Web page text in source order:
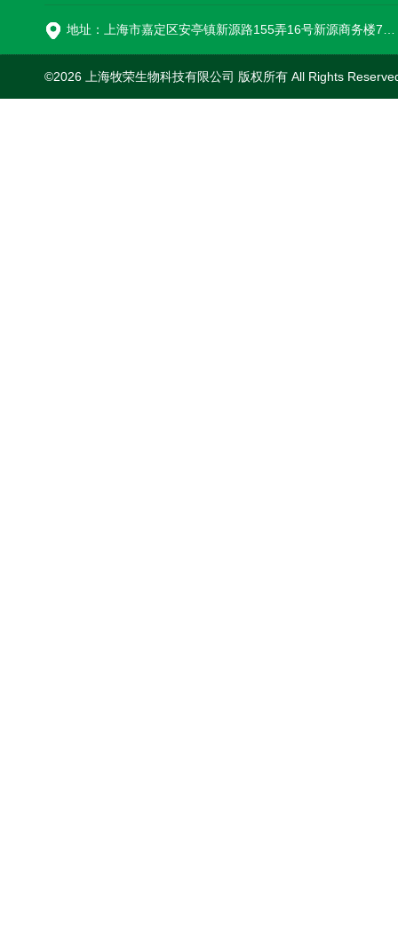
©2026 上海牧荣生物科技有限公司 版权所有 All Rights